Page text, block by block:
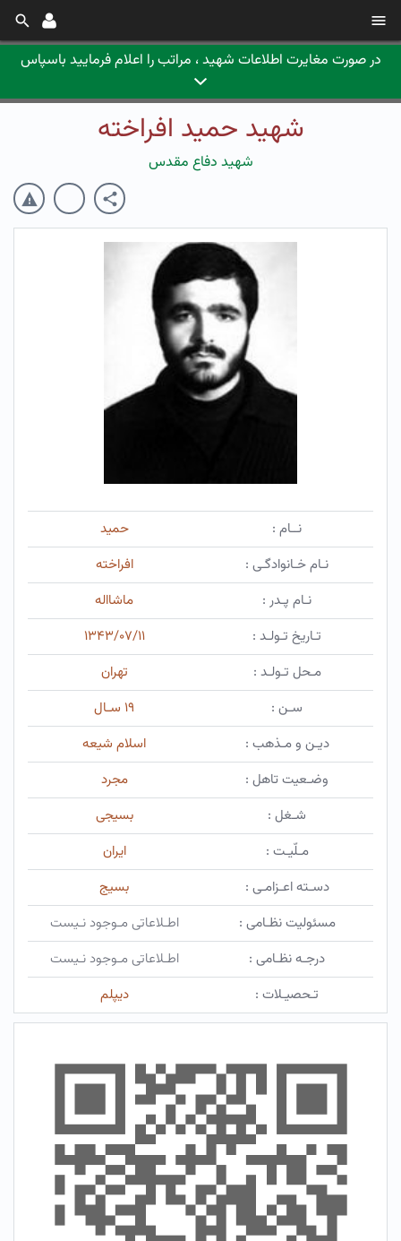
در صورت مغایرت اطلاعات شهید ، مراتب را اعلام فرمایید باسپاس
شهید حمید افراخته
شهید دفاع مقدس
نــام :
حمید
نـام خـانوادگـی :
افراخته
نـام پـدر :
ماشااله
تـاریخ تـولـد :
۱۳۴۳/۰۷/۱۱
مـحل تـولـد :
تهران
سـن :
۱۹ سـال
دیـن و مـذهب :
اسلام شیعه
وضـعیت تاهل :
مجرد
شـغل :
بسیجی
مـلّیـت :
ایران
دسـته اعـزامـی :
بسیج
مسئولیت نظـامی :
اطـلاعاتی مـوجود نـیست
درجـه نظـامی :
اطـلاعاتی مـوجود نـیست
تـحصیـلات :
دیپلم